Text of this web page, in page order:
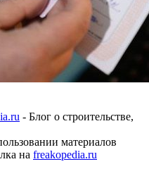
- Блог о строительстве,
материалов
на freakopedia.ru